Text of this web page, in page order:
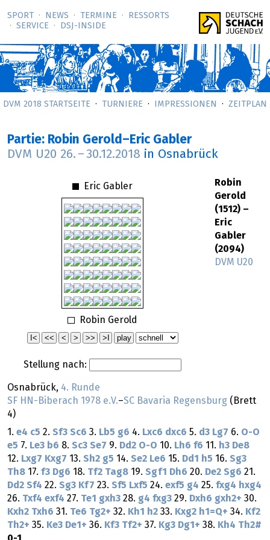
SPORT NEWS TERMINE
RESSORTS
SERVICE
DSJ-­INSIDE
DVM 2018 STARTSEITE TURNIERE IMPRESSIONEN ZEITPLAN
Partie: Robin Gerold–Eric Gabler
DVM U20 26. – 30.12.2018 in Osnabrück
Eric Gabler
Robin Gerold
Stellung nach:
Robin
Gerold
(1512) –
Eric
Gabler
(2094)
DVM U20
Osnabrück, 4. Runde
SF HN-Biberach 1978 e.V.–SC Bavaria Regensburg (Brett
4)
1. e4 c5 2. Sf3 Sc6 3. Lb5 g6 4. Lxc6 dxc6 5. d3 Lg7 6. O-O
e5 7. Le3 b6 8. Sc3 Se7 9. Dd2 O-O 10. Lh6 f6 11. h3 De8
12. Lxg7 Kxg7 13. Sh2 g5 14. Se2 Le6 15. Dd1 h5 16. Sg3
Th8 17. f3 Dg6 18. Tf2 Tag8 19. Sgf1 Dh6 20. De2 Sg6 21.
Dd2 Sf4 22. Sg3 Kf7 23. Sf5 Lxf5 24. exf5 g4 25. fxg4 hxg4
26. Txf4 exf4 27. Te1 gxh3 28. g4 fxg3 29. Dxh6 gxh2+ 30.
Kxh2 Txh6 31. Te6 Tg2+ 32. Kh1 h2 33. Kxg2 h1=Q+ 34. Kf2
Th2+ 35. Ke3 De1+ 36. Kf3 Tf2+ 37. Kg3 Dg1+ 38. Kh4 Th2#
0-1